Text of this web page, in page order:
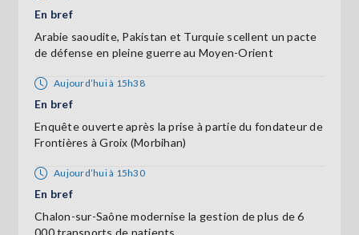
En bref
Arabie saoudite, Pakistan et Turquie scellent un pacte
de défense en pleine guerre au Moyen-Orient
Aujourd’hui à 15h38
En bref
Enquête ouverte après la prise à partie du fondateur de
Frontières à Groix (Morbihan)
Aujourd’hui à 15h30
En bref
Chalon-sur-Saône modernise la gestion de plus de 6
000 transports de patients